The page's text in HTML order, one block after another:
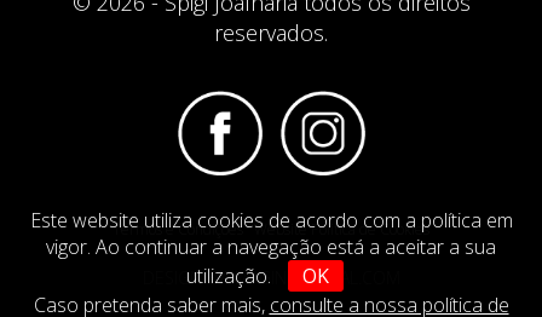
Este website utiliza cookies de acordo com a política em
vigor. Ao continuar a navegação está a aceitar a sua
utilização.
OK
Caso pretenda saber mais, consulte a nossa política de
reservados.
Termos e Condições Website Politica de Cookies
DESIGN BYIMAGINEVIRTUAL.COM